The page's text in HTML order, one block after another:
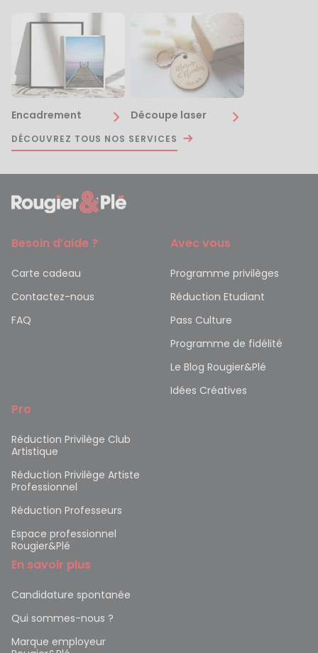
Encadrement Découpe laser
DÉCOUVREZ TOUS NOS SERVICES
Besoin d’aide ?
Carte cadeau
Contactez-nous
FAQ
Avec vous
Programme privilèges
Réduction Etudiant
Pass Culture
Programme de fidélité
Le Blog Rougier&Plé
Idées Créatives
Pro
Réduction Privilège Club
Artistique
Réduction Privilège Artiste
Professionnel
Réduction Professeurs
Espace professionnel
Rougier&Plé
En savoir plus
Candidature spontanée
Qui sommes-nous ?
Marque employeur